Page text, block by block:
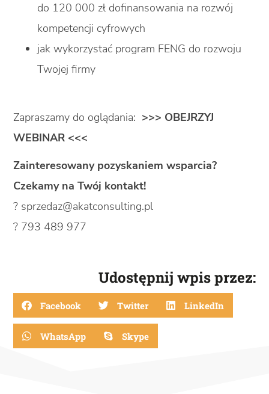
do 120 000 zł dofinansowania na rozwój
kompetencji cyfrowych
jak wykorzystać program FENG do rozwoju
Twojej firmy
Zapraszamy do oglądania: >>> OBEJRZYJ
WEBINAR <<<
Zainteresowany pozyskaniem wsparcia?
Czekamy na Twój kontakt!
? sprzedaz@akatconsulting.pl
? 793 489 977
Udostępnij wpis przez:
Facebook Twitter LinkedIn
WhatsApp Skype